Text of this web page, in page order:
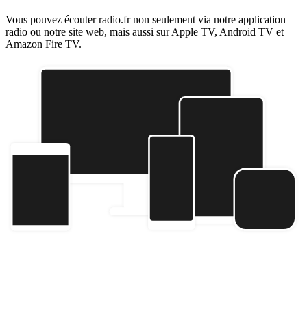
Vous pouvez écouter radio.fr non seulement via notre application
radio ou notre site web, mais aussi sur Apple TV, Android TV et
Amazon Fire TV.